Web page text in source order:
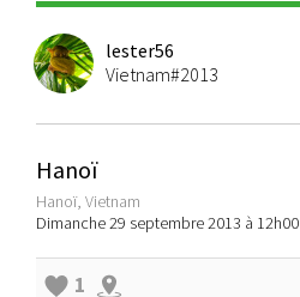
lester56
Vietnam#2013
Hanoï
Hanoï, Vietnam
Dimanche 29 septembre 2013 à 12h00
1